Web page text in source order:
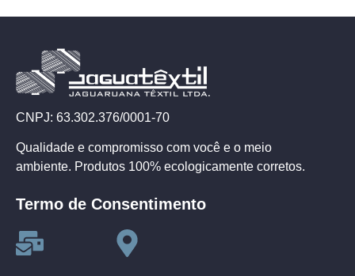
CNPJ: 63.302.376/0001-70
Qualidade e compromisso com você e o meio
ambiente. Produtos 100% ecologicamente corretos.
Termo de Consentimento